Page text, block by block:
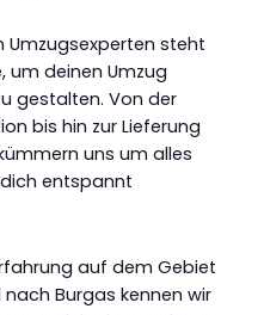
Umzugsexperten steht
um deinen Umzug
gestalten. Von der
bis hin zur Lieferung
uns um alles
entspannt
auf dem Gebiet
Burgas kennen wir